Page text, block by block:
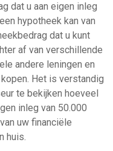
dat u aan eigen inleg
hypotheek kan van
dat u kunt
af van verschillende
andere leningen en
Het is verstandig
te bekijken hoeveel
inleg van 50.000
uw financiële
huis.